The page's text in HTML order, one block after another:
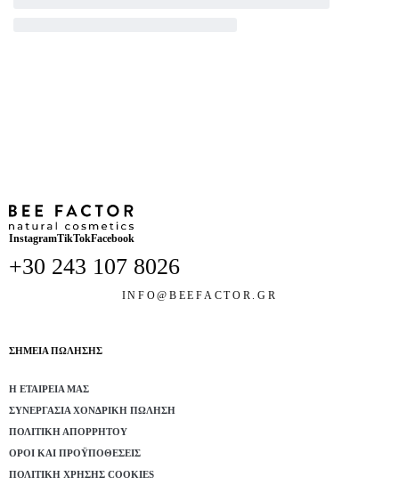
InstagramTikTokFacebook
+30 243 107 8026
INFO@BEEFACTOR.GR
ΣΗΜΕΙΑ ΠΩΛΗΣΗΣ
Η ΕΤΑΙΡΕΊΑ ΜΑΣ
ΣΥΝΕΡΓΑΣΊΑ ΧΟΝΔΡΙΚΉ ΠΏΛΗΣΗ
ΠΟΛΙΤΙΚΉ ΑΠΟΡΡΉΤΟΥ
ΌΡΟΙ ΚΑΙ ΠΡΟΫΠΟΘΈΣΕΙΣ
ΠΟΛΙΤΙΚΉ ΧΡΉΣΗΣ COOKIES